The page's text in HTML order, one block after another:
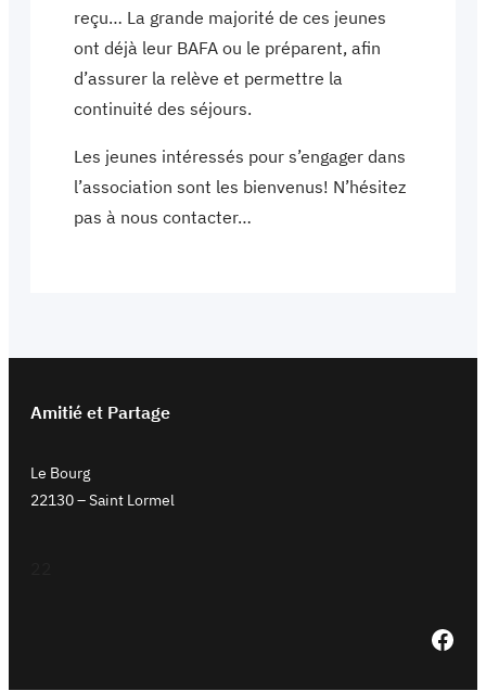
reçu… La grande majorité de ces jeunes
ont déjà leur BAFA ou le préparent, afin
d’assurer la relève et permettre la
continuité des séjours.
Les jeunes intéressés pour s’engager dans
l’association sont les bienvenus! N’hésitez
pas à nous contacter…
Amitié et Partage
Le Bourg
22130 – Saint Lormel
Facebook